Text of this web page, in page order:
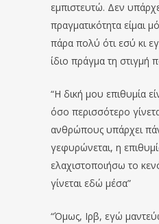
εμπιστευτώ. Δεν
πραγματικότητα είμαι
πάρα πολύ ότι εσύ κι
ίδιο πράγμα τη στιγμή
“Η δική μου επιθυμία
όσο περισσότερο
ανθρώπους υπάρχει
γεφυρώνεται, η
ελαχιστοποιήσω το
γίνεται εδώ μέσα”
“Όμως, Ιρβ, εγώ